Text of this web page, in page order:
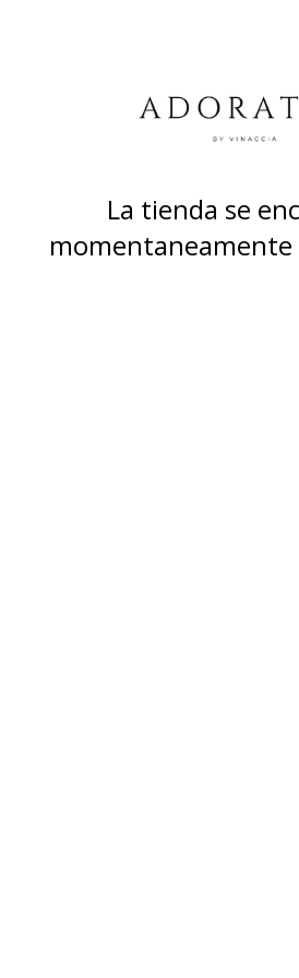
La tienda se
momentaneamente